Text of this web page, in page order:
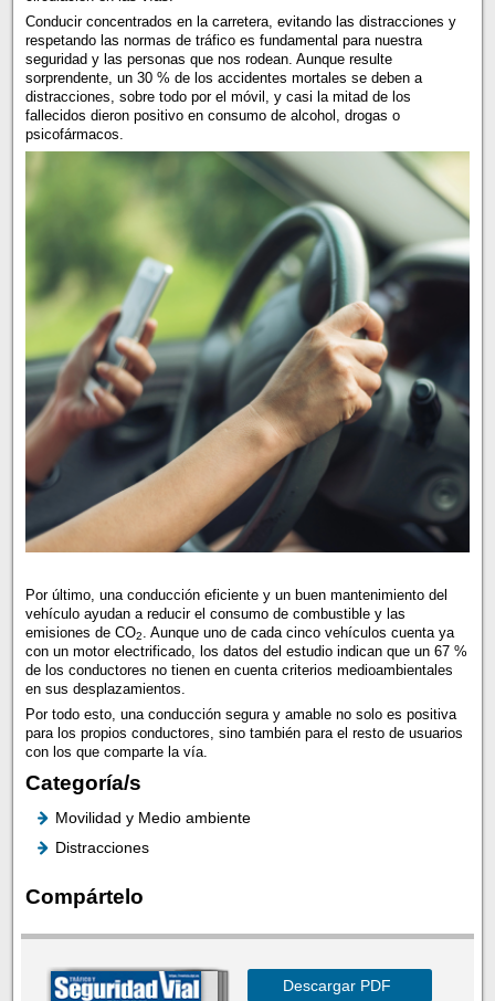
Conducir concentrados en la carretera, evitando las distracciones y
respetando las normas de tráfico es fundamental para nuestra
seguridad y las personas que nos rodean. Aunque resulte
sorprendente, un 30 % de los accidentes mortales se deben a
distracciones, sobre todo por el móvil, y casi la mitad de los
fallecidos dieron positivo en consumo de alcohol, drogas o
psicofármacos.
Por último, una conducción eficiente y un buen mantenimiento del
vehículo ayudan a reducir el consumo de combustible y las
emisiones de CO2. Aunque uno de cada cinco vehículos cuenta ya
con un motor electrificado, los datos del estudio indican que un 67 %
de los conductores no tienen en cuenta criterios medioambientales
en sus desplazamientos.
Por todo esto, una conducción segura y amable no solo es positiva
para los propios conductores, sino también para el resto de usuarios
con los que comparte la vía.
Categoría/s
Movilidad y Medio ambiente
Distracciones
Compártelo
Descargar PDF